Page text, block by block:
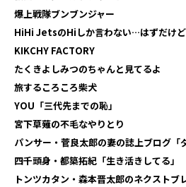
爆上戦隊ブンブンジャー
HiHi JetsのHiしか言わない…はずだけ
KIKCHY FACTORY
たくきよしみつのちゃんと見てるよ
旅するころころ柴犬
YOU「三代先までの恥」
宮下草薙の不毛なやりとり
パンサー・菅良太郎の妻の誌上ブログ「
四千頭身・都築拓紀「生き活きしてる」
トンツカタン・森本晋太郎のネクストブ